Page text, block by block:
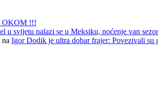
OKOM !!!
u svijetu nalazi se u Meksiku, noćenje van
na Igor Dodik je ultra dobar frajer: Povezivali su